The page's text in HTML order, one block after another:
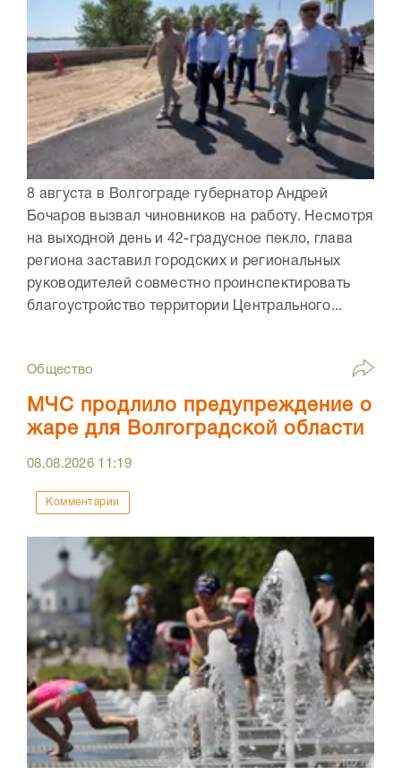
8 августа в Волгограде губернатор Андрей
Бочаров вызвал чиновников на работу. Несмотря
на выходной день и 42-градусное пекло, глава
региона заставил городских и региональных
руководителей совместно проинспектировать
благоустройство территории Центрального...
Общество
МЧС продлило предупреждение о
жаре для Волгоградской области
08.08.2026 11:19
Комментарии